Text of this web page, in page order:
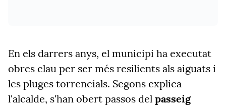
En els darrers anys, el municipi ha executat
obres clau per ser més resilients als aiguats i
les pluges torrencials. Segons explica
l'alcalde, s'han obert passos del passeig